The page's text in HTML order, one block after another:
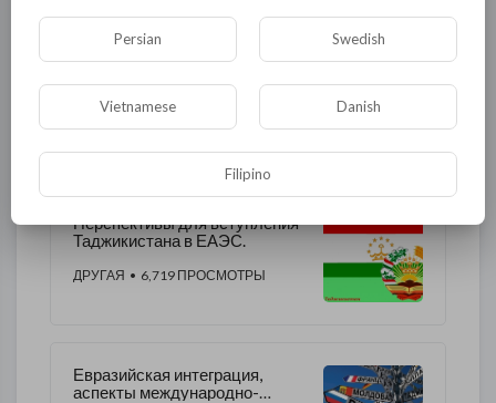
Религия Экономика Экология
Технологии Другая
​Перспективы для вступления
Таджикистана в ЕАЭС.
ДРУГАЯ • 6,719 ПРОСМОТРЫ
Евразийская интеграция,
аспекты международно-
Persian Swedish
Vietnamese Danish
Filipino